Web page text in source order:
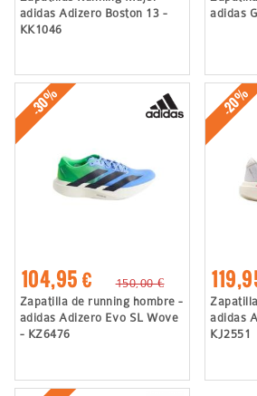
adidas Adizero Boston 13 -
KK1046
adidas
-30%
104,95 €
150,00 €
Zapatilla de running hombre -
adidas Adizero Evo SL Wove
- KZ6476
-20%
adidas
KJ2551